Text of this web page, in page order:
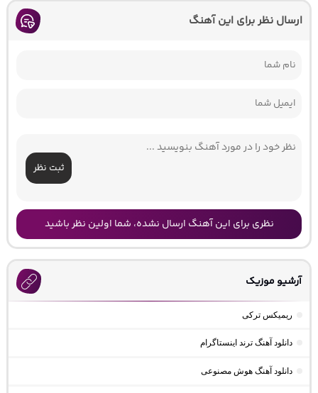
ارسال نظر برای این آهنگ
ثبت نظر
نظری برای این آهنگ ارسال نشده، شما اولین نظر باشید
آرشیو موزیک
ریمیکس ترکی
دانلود آهنگ ترند اینستاگرام
دانلود آهنگ هوش مصنوعی